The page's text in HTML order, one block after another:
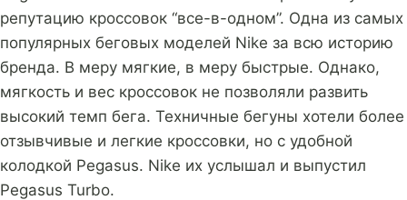
репутацию кроссовок “все-в-одном”. Одна из самых
популярных беговых моделей Nike за всю историю
бренда. В меру мягкие, в меру быстрые. Однако,
мягкость и вес кроссовок не позволяли развить
высокий темп бега. Техничные бегуны хотели более
отзывчивые и легкие кроссовки, но с удобной
колодкой Pegasus. Nike их услышал и выпустил
Pegasus Turbo.